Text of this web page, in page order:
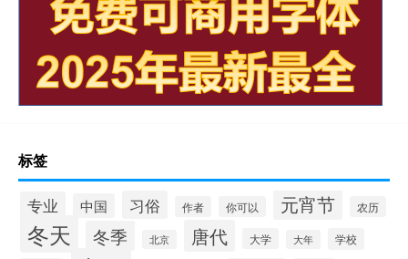
标签
专业 中国 习俗 作者 你可以 元宵节 农历
冬天 冬季 北京 唐代 大学 大年 学校